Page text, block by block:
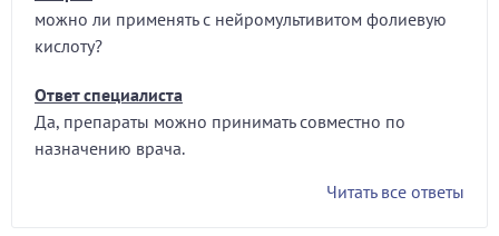
можно ли применять с нейромультивитом фолиевую
кислоту?
Ответ специалиста
Да, препараты можно принимать совместно по
назначению врача.
Читать все ответы